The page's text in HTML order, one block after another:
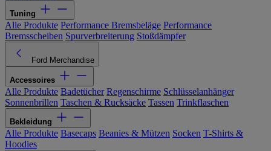
Tuning
Alle Produkte Performance Bremsbeläge Performance
Bremsscheiben Spurverbreiterung Stoßdämpfer
Ford Merchandise
Accessoires
Alle Produkte Badetücher Regenschirme Schlüsselanhänger
Sonnenbrillen Taschen & Rucksäcke Tassen Trinkflaschen
Bekleidung
Alle Produkte Basecaps Beanies & Mützen Socken T-Shirts &
Hoodies